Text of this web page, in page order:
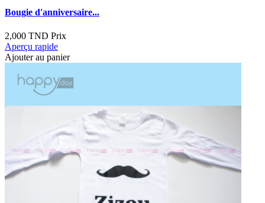
Bougie d'anniversaire...
2,000 TND Prix
Aperçu rapide
Ajouter au panier